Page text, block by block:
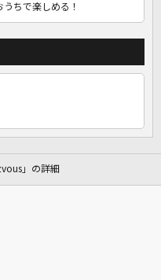
ちで楽しめる！
」の詳細